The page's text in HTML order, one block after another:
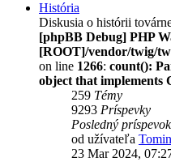
História
Diskusia o histórii
[phpBB Debug] PHP
[ROOT]/vendor/twig/
on line 1266: count():
object that implements
259 Témy
9293 Príspevky
Posledný príspevok
od užívateľa
23 Mar 2024,